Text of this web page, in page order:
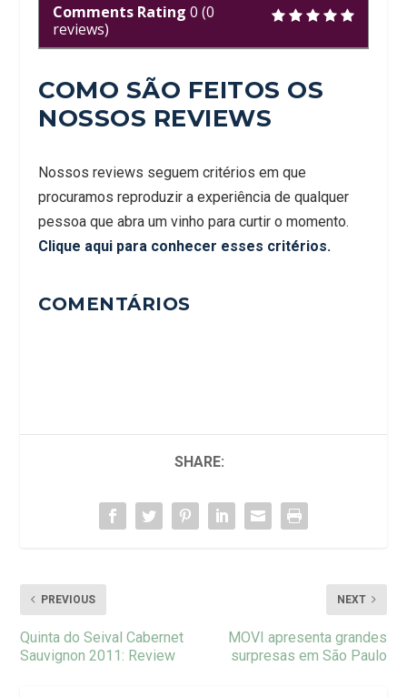
Comments Rating 0 (0
reviews)
COMO SÃO FEITOS OS
NOSSOS REVIEWS
Nossos reviews seguem critérios em que
procuramos reproduzir a experiência de qualquer
pessoa que abra um vinho para curtir o momento.
Clique aqui para conhecer esses critérios.
COMENTÁRIOS
SHARE:
PREVIOUS
Quinta do Seival Cabernet
Sauvignon 2011: Review
NEXT
MOVI apresenta grandes
surpresas em São Paulo